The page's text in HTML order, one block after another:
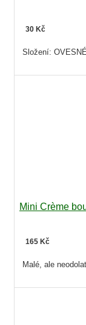
30 Kč
Složení:
Mini Crème
165 Kč
Malé, ale